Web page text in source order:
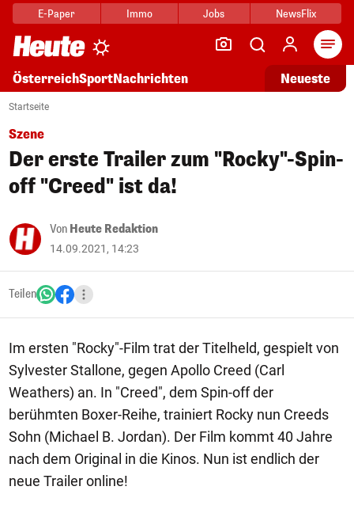
E-Paper Immo Jobs NewsFlix
ÖsterreichSportNachrichten Neueste
Startseite
Szene
Der erste Trailer zum "Rocky"-Spin-
off "Creed" ist da!
Von Heute Redaktion
14.09.2021, 14:23
Teilen
Im ersten "Rocky"-Film trat der Titelheld, gespielt von
Sylvester Stallone, gegen Apollo Creed (Carl
Weathers) an. In "Creed", dem Spin-off der
berühmten Boxer-Reihe, trainiert Rocky nun Creeds
Sohn (Michael B. Jordan). Der Film kommt 40 Jahre
nach dem Original in die Kinos. Nun ist endlich der
neue Trailer online!